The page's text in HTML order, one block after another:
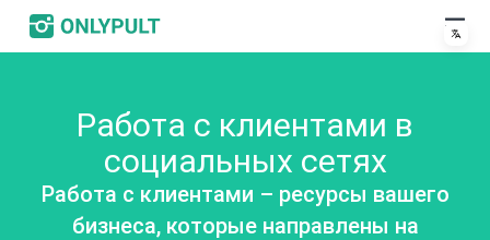
Работа с клиентами в
социальных сетях
Работа с клиентами – ресурсы вашего
бизнеса, которые направлены на